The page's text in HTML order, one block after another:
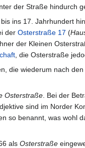
der Straße hindurch
ins 17. Jahrhundert
der Osterstraße 17 (
der Kleinen
, die Osterstraße
die wiederum nach den
Osterstraße . Bei der
sind im Norder
so benannt, was wohl
als Osterstraße